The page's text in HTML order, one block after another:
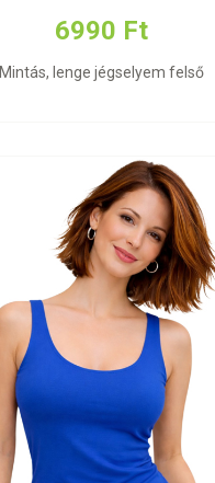
6990 Ft
Mintás, lenge jégselyem felső